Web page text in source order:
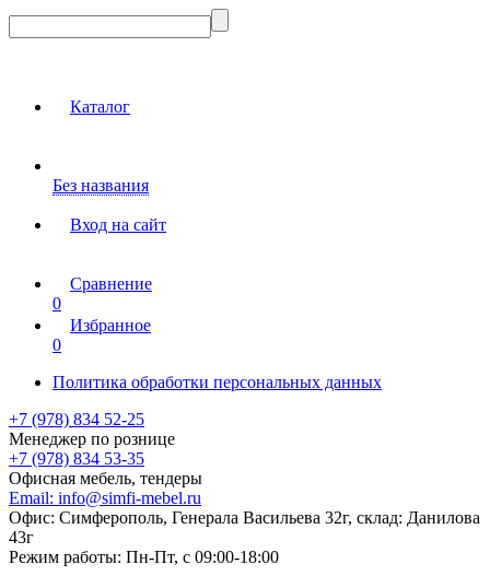
Каталог
Без названия
Вход на сайт
Сравнение
0
Избранное
0
Политика обработки персональных данных
+7 (978) 834 52-25
Менеджер по рознице
+7 (978) 834 53-35
Офисная мебель, тендеры
Email: info@simfi-mebel.ru
Офис: Симферополь, Генерала Васильева 32г, склад: Данилова
43г
Режим работы: Пн-Пт, с 09:00-18:00